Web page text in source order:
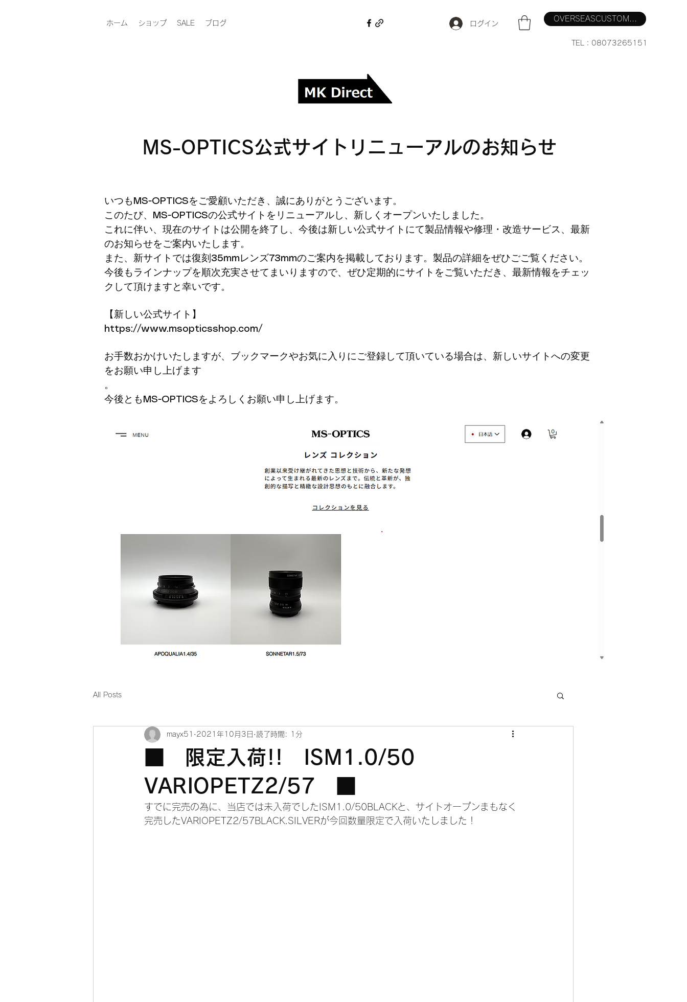
ホーム ショップ SALE ブログ ログイン
OVERSEASCUSTOM...
TEL：08073265151
​MS-OPTICS公式サイトリニューアルのお知らせ
いつもMS-OPTICSをご愛顧いただき、誠にありがとうございます。
このたび、MS-OPTICSの公式サイトをリニューアルし、新しくオープンいたしました。
これに伴い、現在のサイトは公開を終了し、今後は新しい公式サイトにて製品情報や修理・改造サービス、最新
のお知らせをご案内いたします。
また、新サイトでは復刻35mmレンズ73mmのご案内を掲載しております。製品の詳細をぜひごご覧ください。
今後もラインナップを順次充実させてまいりますので、ぜひ定期的にサイトをご覧いただき、最新情報をチェッ
クして頂けますと幸いです。
【新しい公式サイト】
https://www.msopticsshop.com/
お手数おかけいたしますが、ブックマークやお気に入りにご登録して頂いている場合は、新しいサイトへの変更
をお願い申し上げます
。
​今後ともMS-OPTICSをよろしくお願い申し上げます。
All Posts
■ 限定入荷!! ISM1.0/50
VARIOPETZ2/57 ■
mayx51 2021年10月3日 読了時間: 1分
すでに完売の為に、当店では未入荷でしたISM1.0/50BLACKと、サイトオープンまもなく
完売したVARIOPETZ2/57BLACK.SILVERが今回数量限定で入荷いたしました！